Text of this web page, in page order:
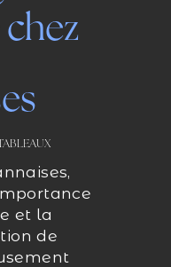
et la
de